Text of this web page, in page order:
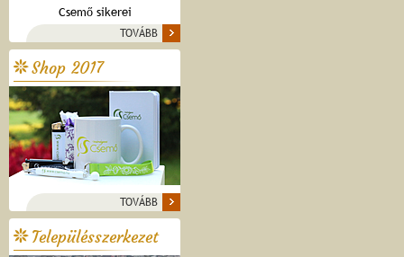
Csemő sikerei
TOVÁBB
Shop 2017
TOVÁBB
Településszerkezet